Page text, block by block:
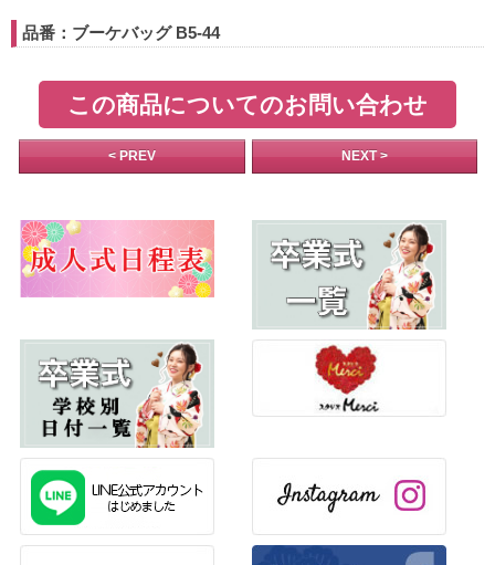
品番：ブーケバッグ B5-44
この商品についてのお問い合わせ
< PREV NEXT >